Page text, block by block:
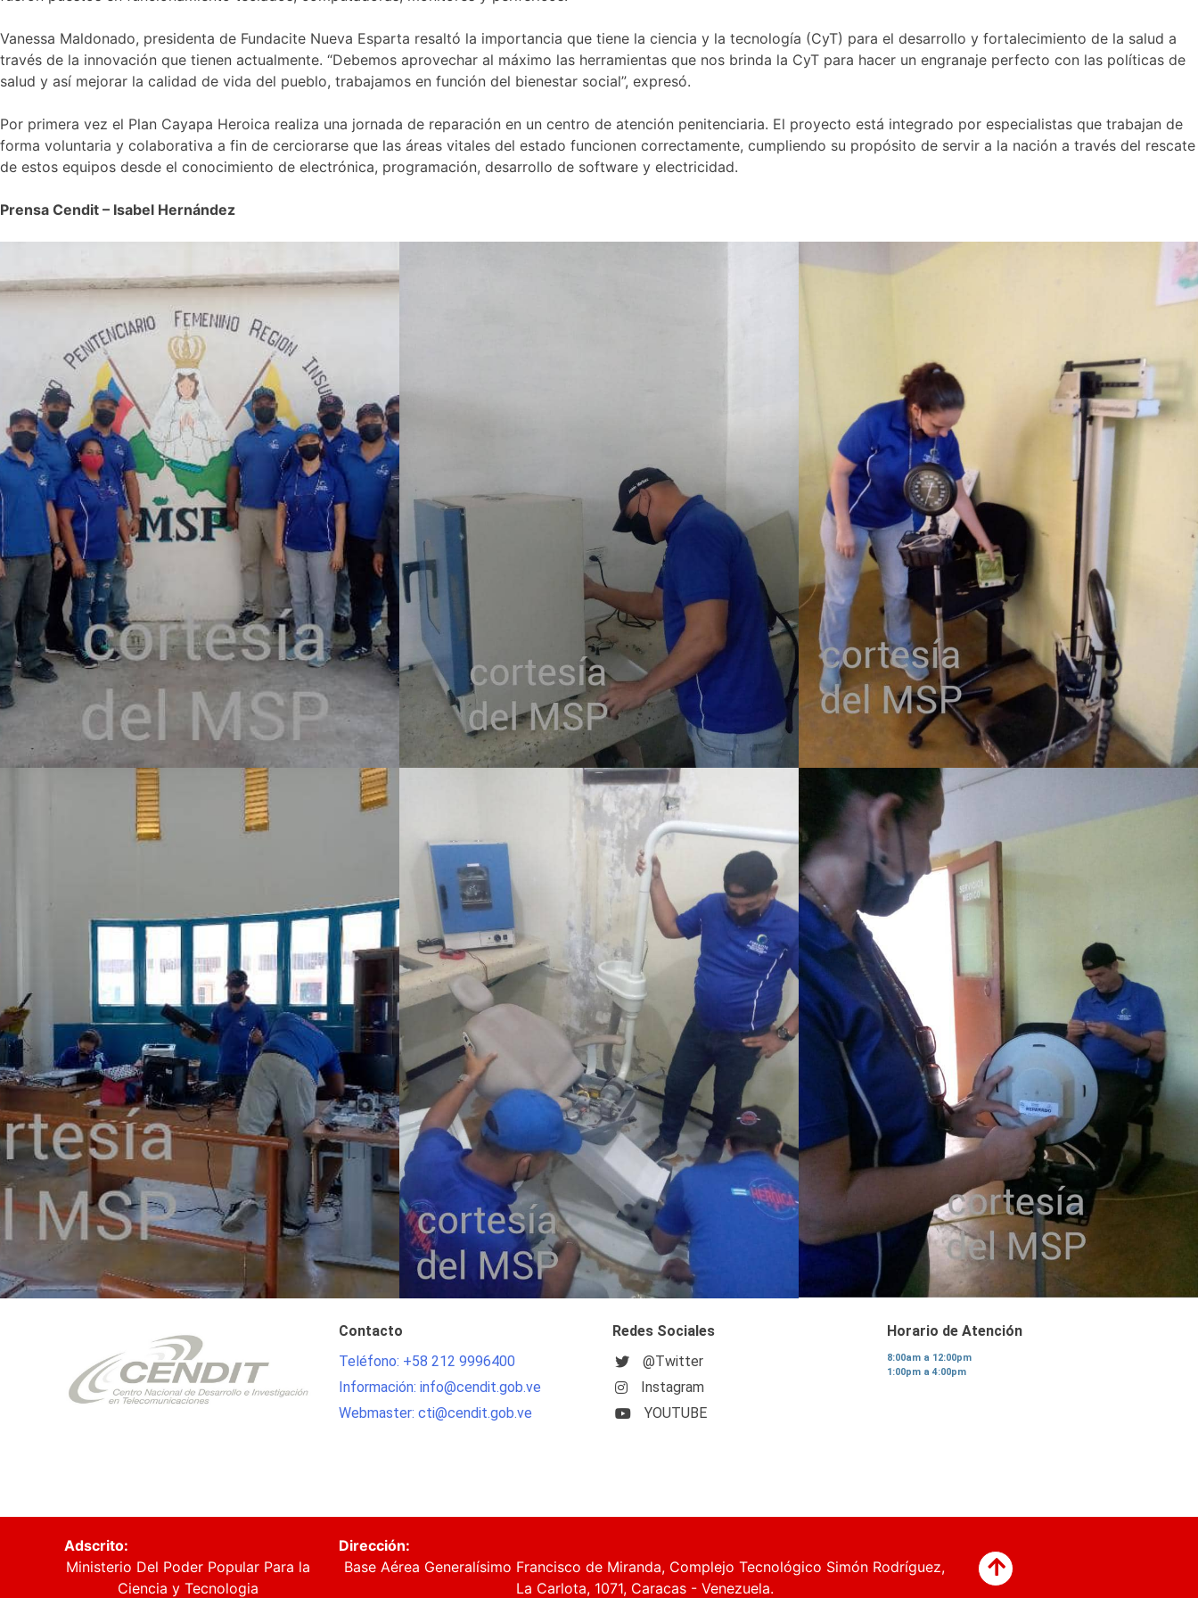
Vanessa Maldonado, presidenta de Fundacite Nueva Esparta resaltó la importancia que tiene la ciencia y la tecnología (CyT) para el desarrollo y fortalecimiento de la salud a
través de la innovación que tienen actualmente. “Debemos aprovechar al máximo las herramientas que nos brinda la CyT para hacer un engranaje perfecto con las políticas de
salud y así mejorar la calidad de vida del pueblo, trabajamos en función del bienestar social”, expresó.
Por primera vez el Plan Cayapa Heroica realiza una jornada de reparación en un centro de atención penitenciaria. El proyecto está integrado por especialistas que trabajan de
forma voluntaria y colaborativa a fin de cerciorarse que las áreas vitales del estado funcionen correctamente, cumpliendo su propósito de servir a la nación a través del rescate
de estos equipos desde el conocimiento de electrónica, programación, desarrollo de software y electricidad.
Prensa Cendit – Isabel Hernández
Contacto
Teléfono: +58 212 9996400
Información: info@cendit.gob.ve
Webmaster: cti@cendit.gob.ve
Redes Sociales
@Twitter
Instagram
YOUTUBE
Horario de Atención
8:00am a 12:00pm
1:00pm a 4:00pm
Adscrito:
Ministerio Del Poder Popular Para la
Ciencia y Tecnologia
Dirección:
Base Aérea Generalísimo Francisco de Miranda, Complejo Tecnológico Simón Rodríguez,
La Carlota, 1071, Caracas - Venezuela.